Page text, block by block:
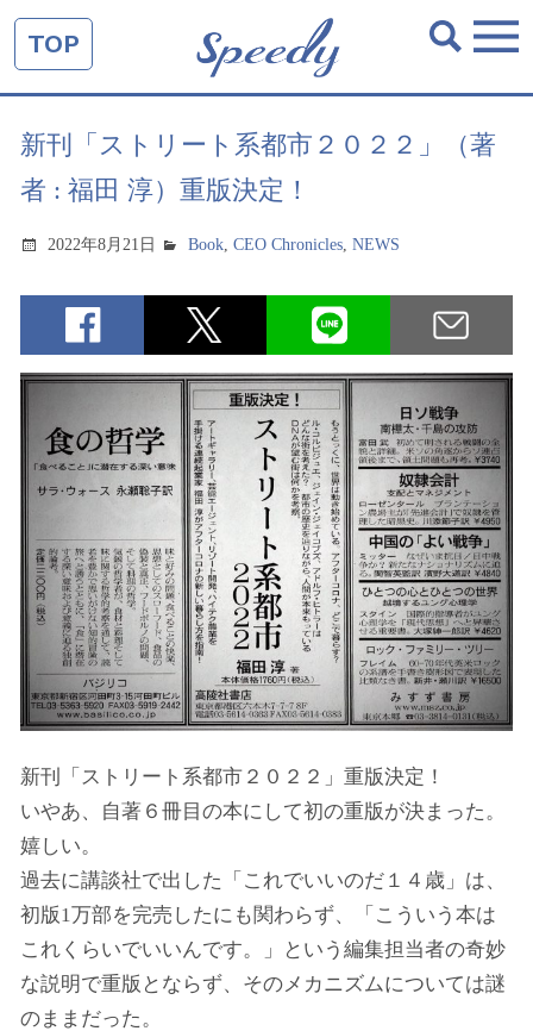
TOP
新刊「ストリート系都市２０２２」（著
者 : 福田 淳）重版決定！
2022年8月21日 Book,CEO Chronicles,NEWS
新刊「ストリート系都市２０２２」重版決定！
いやあ、自著６冊目の本にして初の重版が決まった。
嬉しい。
過去に講談社で出した「これでいいのだ１４歳」は、
初版1万部を完売したにも関わらず、「こういう本は
これくらいでいいんです。」という編集担当者の奇妙
な説明で重版とならず、そのメカニズムについては謎
のままだった。